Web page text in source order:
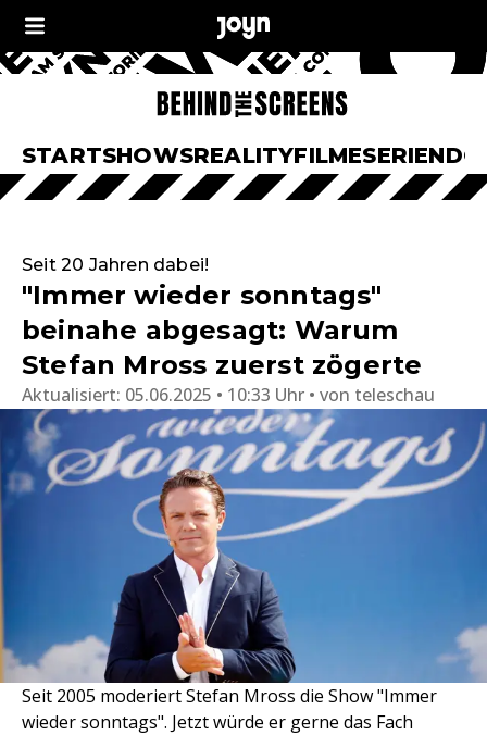
STARTSHOWSREALITYFILMESERIEN
Seit 20 Jahren dabei!
"Immer wieder sonntags"
beinahe abgesagt: Warum
Stefan Mross zuerst zögerte
Aktualisiert: 05.06.2025 • 10:33 Uhr von teleschau
Seit 2005 moderiert Stefan Mross die Show "Immer
wieder sonntags". Jetzt würde er gerne das Fach